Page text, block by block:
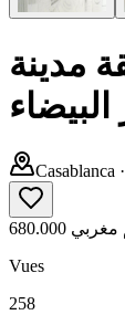
مدينة
البيضاء
Casablanca
مغربي
Vues
258